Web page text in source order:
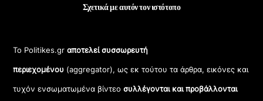
Σχετικά με αυτόν τον ιστότοπο
Το Politikes.grαποτελεί συσσωρευτή
περιεχομένου (aggregator), ως εκ τούτου τα άρθρα, εικόνες και
τυχόν ενσωματωμένα βίντεοσυλλέγονται και προβάλλονται